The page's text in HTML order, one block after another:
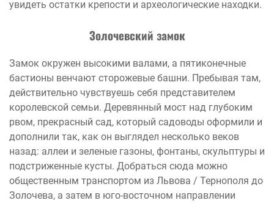
увидеть остатки крепости и археологические находки.
Золочевский замок
Замок окружен высокими валами, а пятиконечные
бастионы венчают сторожевые башни. Пребывая там,
действительно чувствуешь себя представителем
королевской семьи. Деревянный мост над глубоким
рвом, прекрасный сад, который садоводы оформили и
дополнили так, как он выглядел несколько веков
назад: аллеи и зеленые газоны, фонтаны, скульптуры и
подстриженные кусты. Добраться сюда можно
общественным транспортом из Львова / Тернополя до
Золочева, а затем в юго-восточном направлении